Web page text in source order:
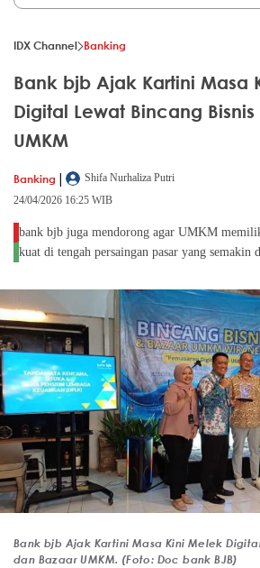
IDX Channel Banking
Bank bjb Ajak Kartini Masa
Digital Lewat Bincang
UMKM
Banking |
Shifa Nurhaliza Putri
24/04/2026 16:25 WIB
bank bjb juga mendorong agar UMKM
kuat di tengah persaingan pasar yang semakin
Bank bjb Ajak Kartini Masa Kini Melek
dan Bazaar UMKM. (Foto: Doc bank BJB)